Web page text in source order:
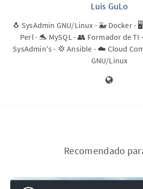
Luis GuLo
🐧 SysAdmin GNU/Linux - 🐳 Docker -
Perl - 🐬 MySQL - 👥 Formador de
SysAdmin's - 💢 Ansible - ☁️ Cloud
GNU/Linux
Recomendado